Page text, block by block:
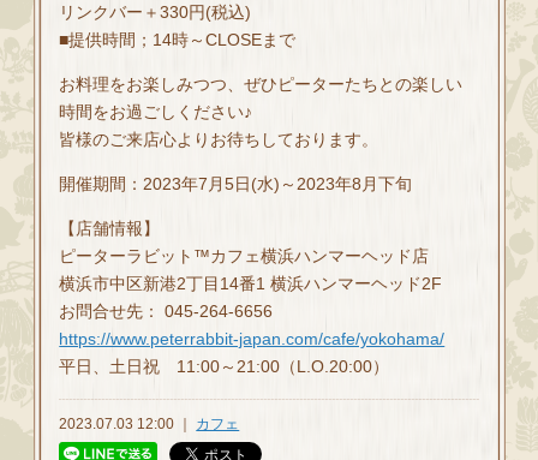
リンクバー＋330円(税込)
■提供時間；14時～CLOSEまで
お料理をお楽しみつつ、ぜひピーターたちとの楽しい
時間をお過ごしください♪
皆様のご来店心よりお待ちしております。
開催期間：2023年7月5日(水)～2023年8月下旬
【店舗情報】
ピーターラビット™カフェ横浜ハンマーヘッド店
横浜市中区新港2丁目14番1 横浜ハンマーヘッド2F
お問合せ先： 045-264-6656
https://www.peterrabbit-japan.com/cafe/yokohama/
平日、土日祝 11:00～21:00（L.O.20:00）
2023.07.03 12:00 ｜ カフェ